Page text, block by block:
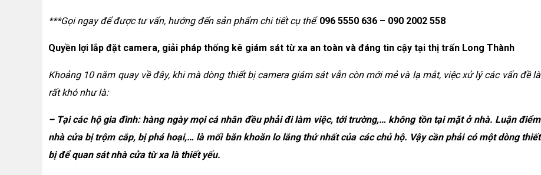
***Gọi ngay để được tư vấn, hướng đến sản phẩm chi tiết cụ thể: 096 5550 636 – 090 2002 558
Quyền lợi lắp đặt camera, giải pháp thống kê giám sát từ xa an toàn và đáng tin cậy tại thị trấn Long Thành
Khoảng 10 năm quay về đây, khi mà dòng thiết bị camera giám sát vẫn còn mới mẻ và lạ mắt, việc xử lý các vấn đề là
rất khó như là:
– Tại các hộ gia đình: hàng ngày mọi cá nhân đều phải đi làm việc, tới trường,… không tồn tại mặt ở nhà. Luận điểm
nhà cửa bị trộm cắp, bị phá hoại,… là mối băn khoăn lo lắng thứ nhất của các chủ hộ. Vậy cần phải có một dòng thiết
bị để quan sát nhà cửa từ xa là thiết yếu.